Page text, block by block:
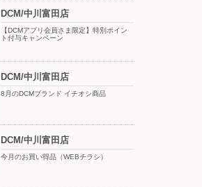
DCM/中川富田店
【DCMアプリ会員さま限定】特別ポイン
ト付与キャンペーン
DCM/中川富田店
8月のDCMブランド イチオシ商品
DCM/中川富田店
今月のお買い得品（WEBチラシ）